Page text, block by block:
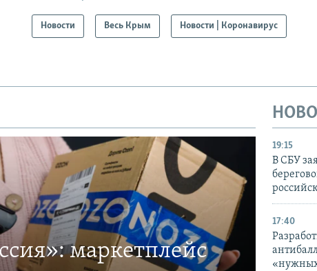
Новости Весь Крым Новости | Коронавирус
маркетплейс
19:15
В СБУ
17:40
«нужных